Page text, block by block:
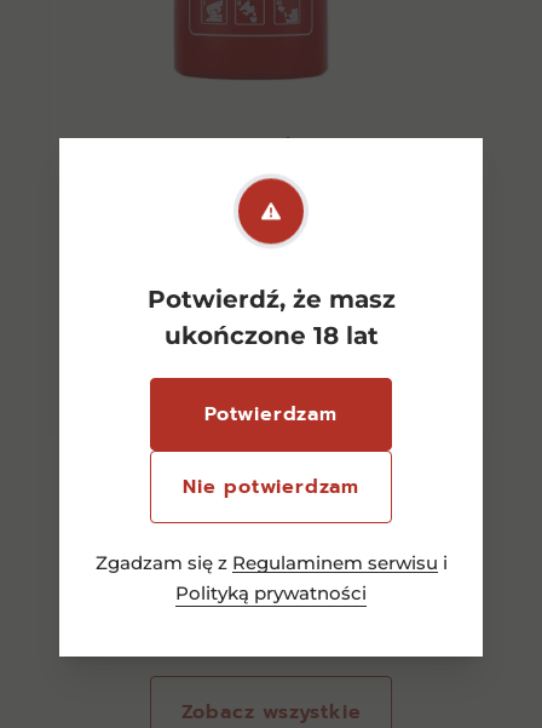
Potwierdź, że masz
ukończone 18 lat
Potwierdzam
Nie potwierdzam
Zgadzam się z Regulaminem serwisu i
Polityką prywatności
Dębowa Gaśnica 0,5l 40%
105,00
Dowiedz się więcej
Zobacz wszystkie